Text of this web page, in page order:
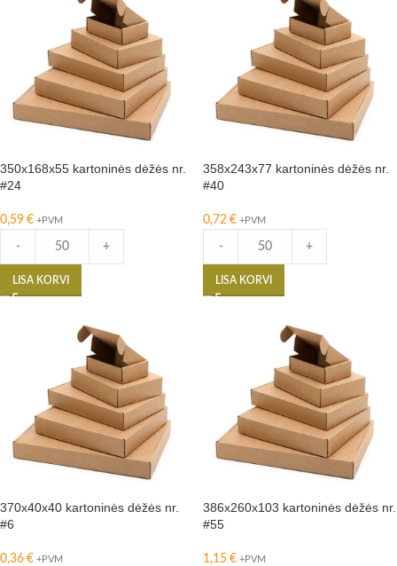
350x168x55 kartoninės dėžės nr.
#24
0,59 € +PVM
- +
LISA KORVI
358x243x77 kartoninės dėžės nr.
#40
0,72 € +PVM
- +
LISA KORVI
370x40x40 kartoninės dėžės nr.
#6
0,36 € +PVM
386x260x103 kartoninės dėžės nr.
#55
1,15 € +PVM